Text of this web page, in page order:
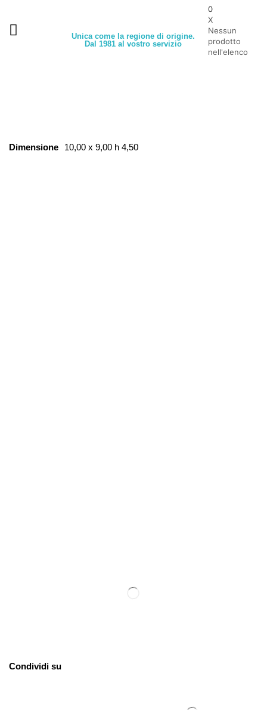
Unica come la regione di origine.
Dal 1981 al vostro servizio
0
X
Nessun
prodotto
nell'elenco
Dimensione 10,00 x 9,00 h 4,50
Condividi su